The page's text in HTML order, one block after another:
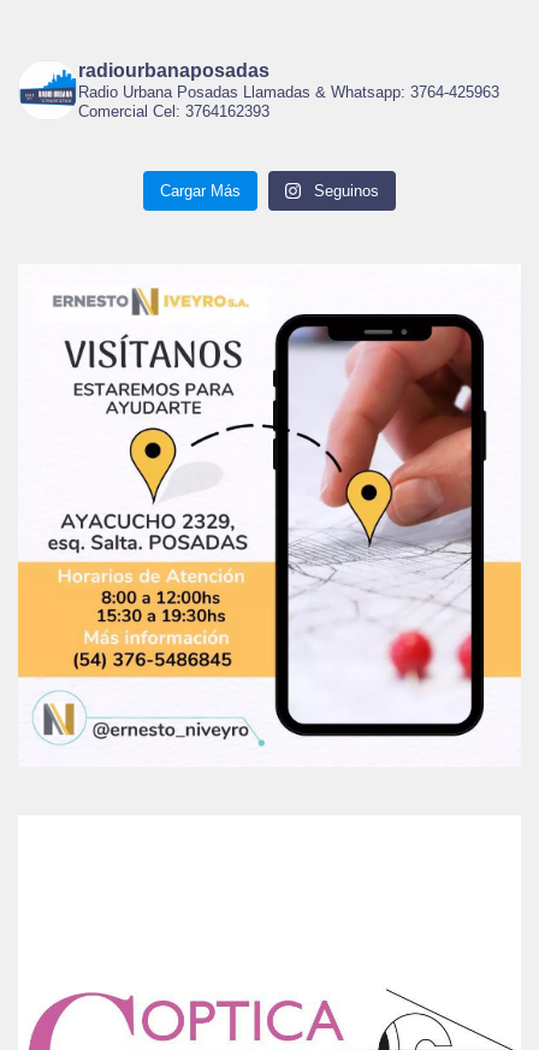
radiourbanaposadas
Radio Urbana Posadas Llamadas & Whatsapp: 3764-425963
Comercial Cel: 3764162393
Cargar Más Seguinos